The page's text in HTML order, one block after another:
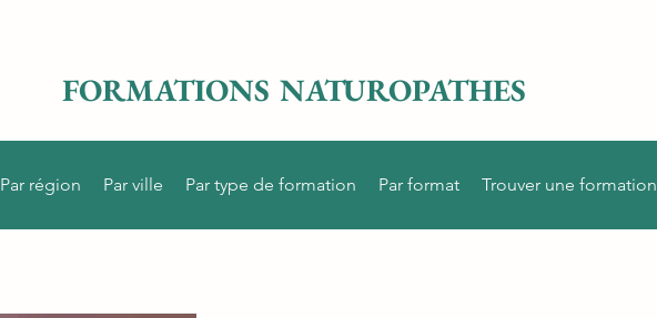
FORMATIONS NATUROPATHES
Par région Par ville Par type de formation Par format Trouver une formation